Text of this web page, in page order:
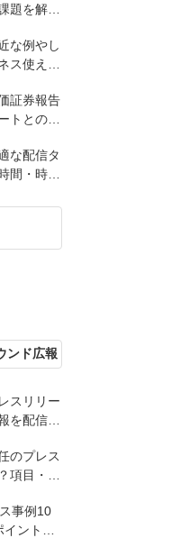
題を解決
な例やし
ス使える
証券報告
トとの違
な配信タ
間・時期
ンド広報
スリリー
を配信す
のプレス
項目・ポ
事例10
ントを